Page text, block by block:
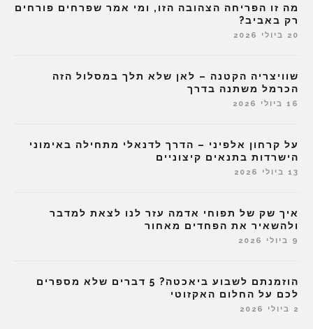
מה זו הפריחה הצהובה הזו, ומי אמר שפרחים פורחים
רק באביב?
20 ביולי 2026
שוויצריה הקטנה – לאן שלא תלך במסלול הזה
הכרמל משתנה בדרך
16 ביולי 2026
על קרחון אלפיני – הדרך לדנאלי מתחילה באימוני
הישרדות בתנאים קיצוניים
13 ביולי 2026
איך שק של תפוחי אדמה עזר לנו לצאת למדבר
ולהשאיר את הפחדים מאחור
9 ביולי 2026
הוזמנתם לשבוע ביאכטה? 5 דברים שלא מספרים
לכם על החלום האקזוטי
2 ביולי 2026